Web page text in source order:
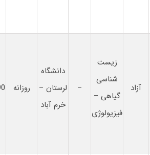
آزاد
زیست
شناسی
گیاهی –
فیزیولوژی
–
دانشگاه
لرستان –
خرم آباد
روزانه